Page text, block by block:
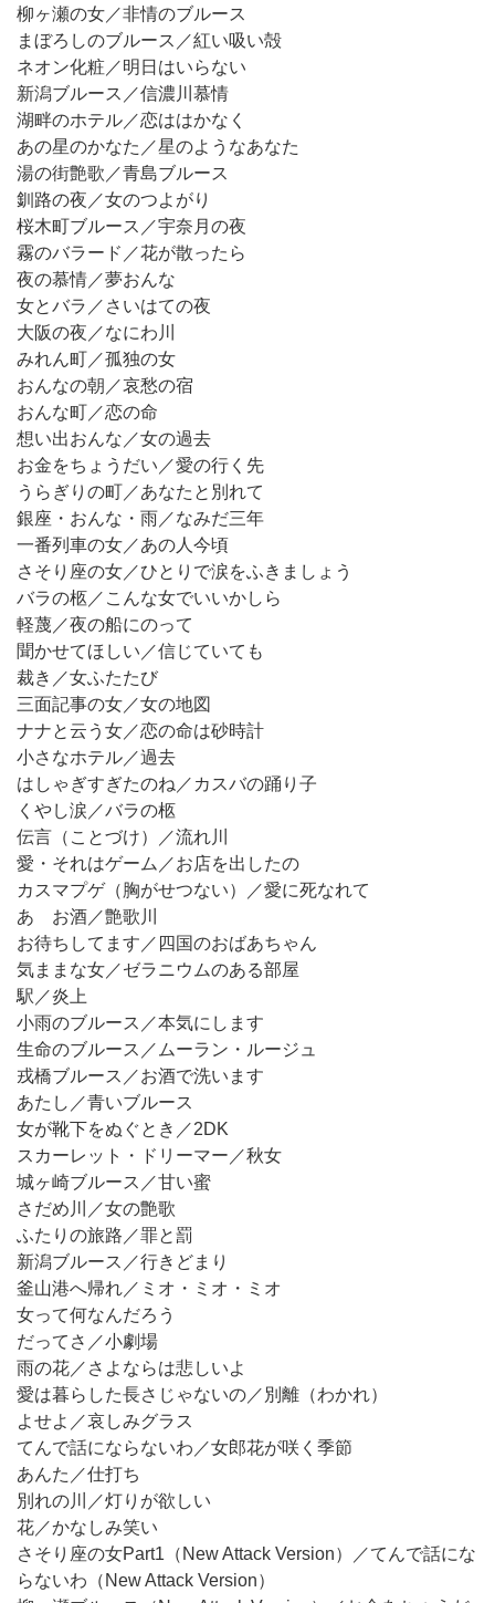
柳ヶ瀬の女／非情のブルース
まぼろしのブルース／紅い吸い殻
ネオン化粧／明日はいらない
新潟ブルース／信濃川慕情
湖畔のホテル／恋ははかなく
あの星のかなた／星のようなあなた
湯の街艶歌／青島ブルース
釧路の夜／女のつよがり
桜木町ブルース／宇奈月の夜
霧のバラード／花が散ったら
夜の慕情／夢おんな
女とバラ／さいはての夜
大阪の夜／なにわ川
みれん町／孤独の女
おんなの朝／哀愁の宿
おんな町／恋の命
想い出おんな／女の過去
お金をちょうだい／愛の行く先
うらぎりの町／あなたと別れて
銀座・おんな・雨／なみだ三年
一番列車の女／あの人今頃
さそり座の女／ひとりで涙をふきましょう
バラの柩／こんな女でいいかしら
軽蔑／夜の船にのって
聞かせてほしい／信じていても
裁き／女ふたたび
三面記事の女／女の地図
ナナと云う女／恋の命は砂時計
小さなホテル／過去
はしゃぎすぎたのね／カスバの踊り子
くやし涙／バラの柩
伝言（ことづけ）／流れ川
愛・それはゲーム／お店を出したの
カスマプゲ（胸がせつない）／愛に死なれて
あゝお酒／艶歌川
お待ちしてます／四国のおばあちゃん
気ままな女／ゼラニウムのある部屋
駅／炎上
小雨のブルース／本気にします
生命のブルース／ムーラン・ルージュ
戎橋ブルース／お酒で洗います
あたし／青いブルース
女が靴下をぬぐとき／2DK
スカーレット・ドリーマー／秋女
城ヶ崎ブルース／甘い蜜
さだめ川／女の艶歌
ふたりの旅路／罪と罰
新潟ブルース／行きどまり
釜山港へ帰れ／ミオ・ミオ・ミオ
女って何なんだろう
だってさ／小劇場
雨の花／さよならは悲しいよ
愛は暮らした長さじゃないの／別離（わかれ）
よせよ／哀しみグラス
てんで話にならないわ／女郎花が咲く季節
あんた／仕打ち
別れの川／灯りが欲しい
花／かなしみ笑い
さそり座の女Part1（New Attack Version）／てんで話にな
らないわ（New Attack Version）